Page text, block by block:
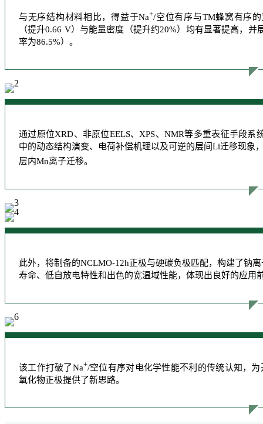
与无序结构材料相比，得益于Na+/空位有序与TM蜂窝有序
（提升0.66 V）与能量密度（提升约20%）均有显著提高，
率为86.5%）。
通过原位XRD、非原位EELS、XPS、NMR等多重表征手段
中的动态结构演变、电荷补偿机理以及可逆的层间Li迁移现象
层内Mn离子迁移。
此外，将制备的NCLMO-12h正极与硬碳负极匹配，构建了钠
寿命、低自放电特性和出色的宽温域性能，体现出良好的应用
该工作打破了Na+/空位有序对电化学性能不利的传统认知，
氧化物正极提供了新思路。